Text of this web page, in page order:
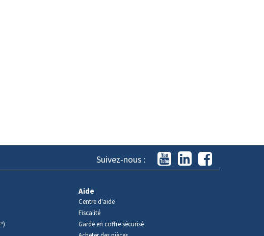
Suivez-nous :
Aide
Centre d'aide
Fiscalité
Garde en coffre sécurisé